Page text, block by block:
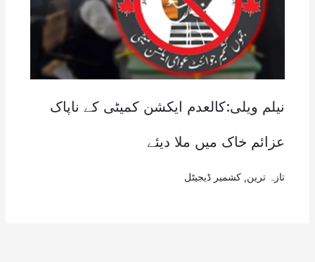
نیلم ویلی:کالعدم ایکشن کمیٹی کے ناپاک
عزائم خاک میں ملا دیئے
تازہ ترین کشمیر ڈیجیٹل